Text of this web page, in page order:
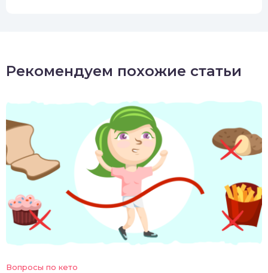
Рекомендуем похожие статьи
Вопросы по кето